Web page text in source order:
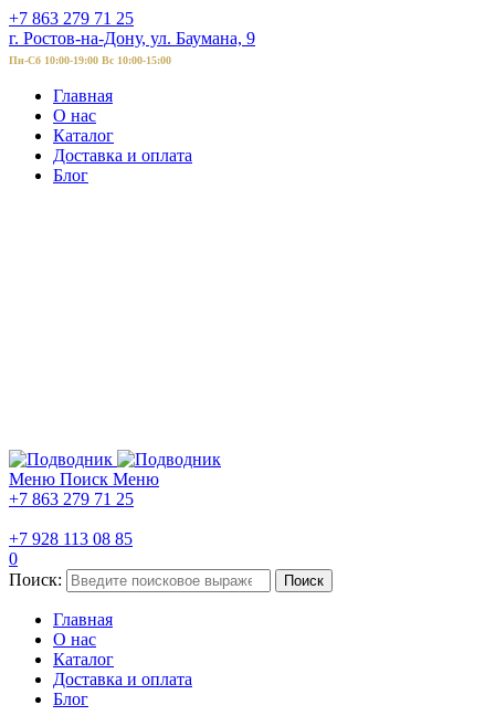
+7 863 279 71 25
г. Ростов-на-Дону, ул. Баумана, 9
Пн-Сб 10:00-19:00 Вс 10:00-15:00
Главная
О нас
Каталог
Доставка и оплата
Блог
Меню Поиск Меню
+7 863 279 71 25
+7 928 113 08 85
0
Поиск:
Поиск
Главная
О нас
Каталог
Доставка и оплата
Блог